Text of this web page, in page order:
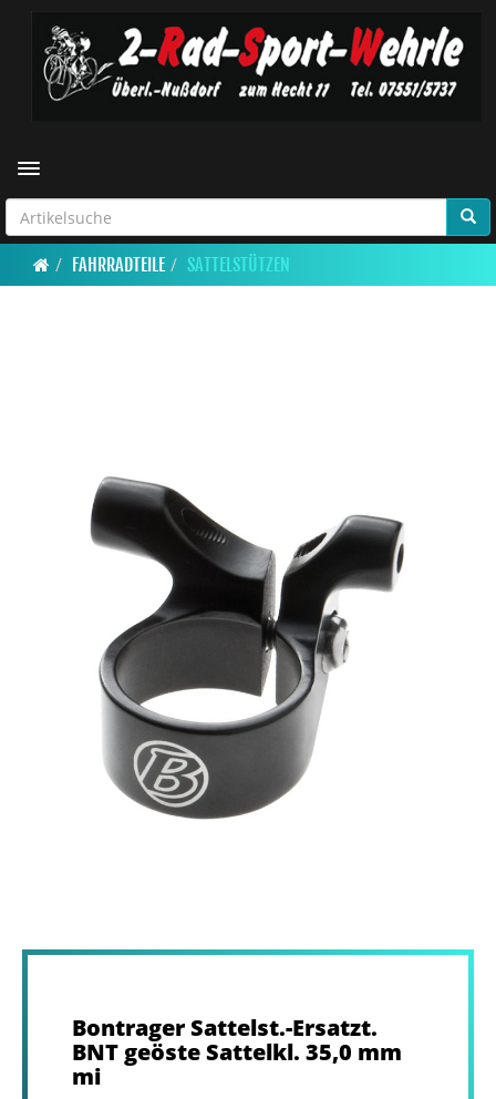
Toggle navigation
FAHRRADTEILE SATTELSTÜTZEN
Bontrager Sattelst.-Ersatzt.
BNT geöste Sattelkl. 35,0 mm
mi